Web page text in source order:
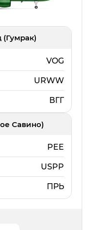
(Гумрак)
VOG
URWW
ВГГ
Савино)
PEE
USPP
ПРЬ